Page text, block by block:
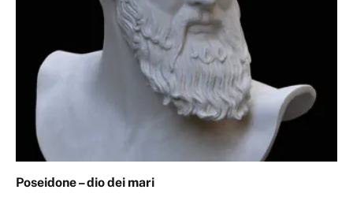
Poseidone – dio dei mari